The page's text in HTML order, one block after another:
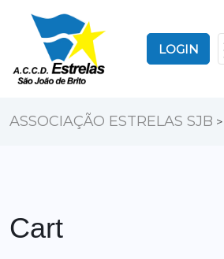
LOGIN
ASSOCIAÇÃO ESTRELAS SJB >
Cart